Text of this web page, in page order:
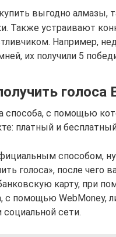
выгодно алмазы,
Также устраивают
Например,
их получили 5
голоса
способа, с помощью
платный и
способом,
голоса», после чего
карту, при
с помощью WebMoney,
социальной сети.